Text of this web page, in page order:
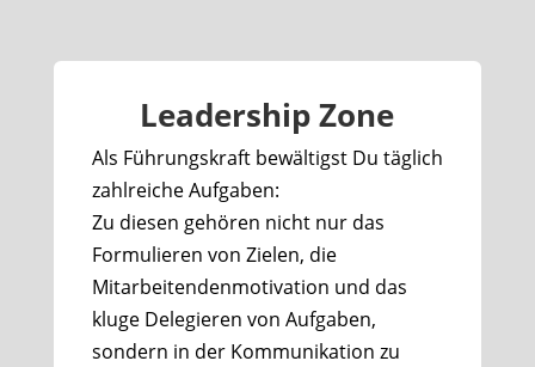
Leadership Zone
Als Führungskraft bewältigst Du täglich
zahlreiche Aufgaben:
Zu diesen gehören nicht nur das
Formulieren von Zielen, die
Mitarbeitendenmotivation und das
kluge Delegieren von Aufgaben,
sondern in der Kommunikation zu